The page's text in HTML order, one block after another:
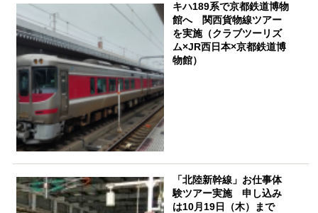
キハ189系で京都鉄道博物
館へ 関西貨物線ツアー
を実施（クラブツーリズ
ム×JR西日本×京都鉄道博
物館）
「北陸新幹線」お仕事体
験ツアー実施 申し込み
は10月19日（木）まで